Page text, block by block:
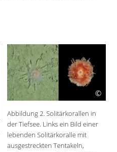
©
Abbildung 2. Solitärkorallen in
der Tiefsee. Links ein Bild einer
lebenden Solitärkoralle mit
ausgestreckten Tentakeln,